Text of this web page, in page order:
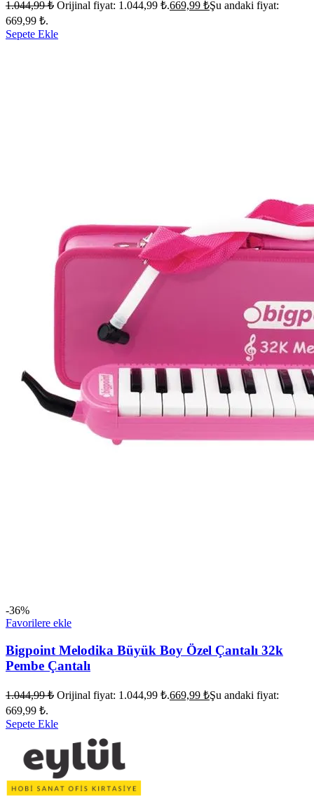
1.044,99₺ Orijinal fiyat: 1.044,99 ₺.669,99 ₺Şu andaki fiyat:
669,99 ₺.
Sepete Ekle
-36%
Favorilere ekle
Bigpoint Melodika Büyük Boy Özel Çantalı 32k
Pembe Çantalı
1.044,99₺ Orijinal fiyat: 1.044,99 ₺.669,99 ₺Şu andaki fiyat:
669,99 ₺.
Sepete Ekle